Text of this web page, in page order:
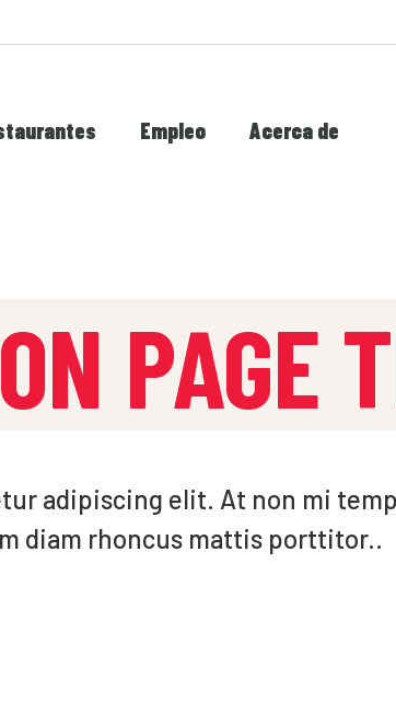
Empleo Acerca de
PAGE
adipiscing elit. At non mi
diam rhoncus mattis porttitor..